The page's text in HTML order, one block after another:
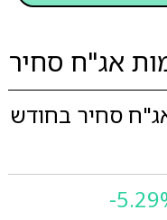
אג"ח סחיר
סחיר בחודש
-